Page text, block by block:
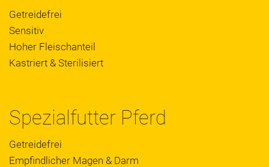
Getreidefrei
Sensitiv
Hoher Fleischanteil
Kastriert & Sterilisiert
Spezialfutter Pferd
Getreidefrei
Empfindlicher Magen & Darm